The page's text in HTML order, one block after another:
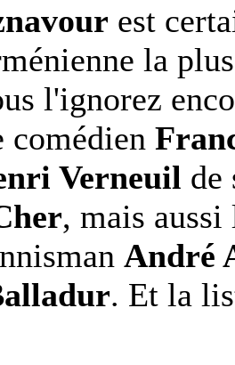
est
la
l'ignorez
comédien
Verneuil de
, mais
André
. Et la